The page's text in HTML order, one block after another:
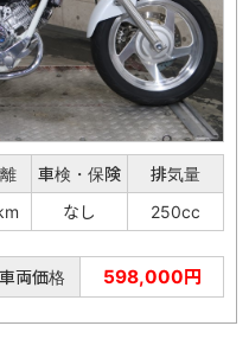
車検・保険
排気量
なし 250cc
車両価格 598,000円